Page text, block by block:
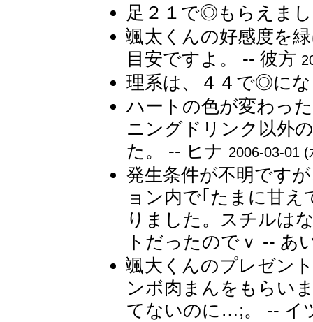
足２１で◎もらえま
颯太くんの好感度を
目安ですよ。 -- 彼方
理系は、４４で◎に
ハートの色が変わっ
ニングドリンク以外
た。 -- ヒナ 2006-03-01
発生条件が不明です
ョン内で｢たまに甘
りました。スチルは
トだったのでｖ -- あ
颯大くんのプレゼン
ンボ肉まんをもらい
てないのに…;。 -- イ